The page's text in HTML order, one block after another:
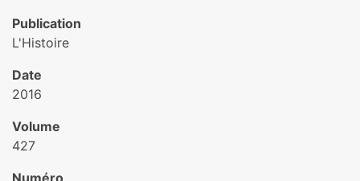
Publication
L'Histoire
Date
2016
Volume
427
Numéro